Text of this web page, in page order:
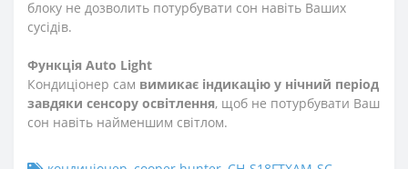
блоку не дозволить потурбувати сон навіть Ваших
сусідів.
Функція Auto Light
Кондиціонер сам вимикає індикацію у нічний період
завдяки сенсору освітлення, щоб не потурбувати Ваш
сон навіть найменшим світлом.